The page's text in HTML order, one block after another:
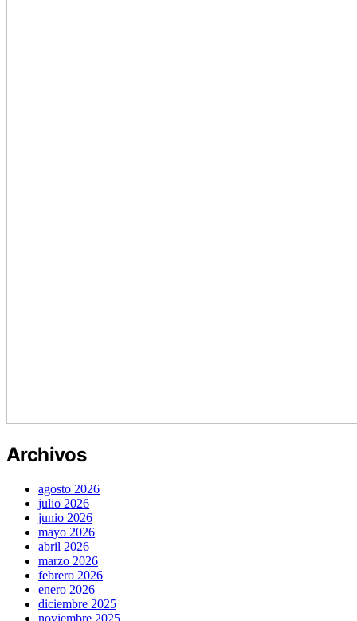
Archivos
agosto 2026
julio 2026
junio 2026
mayo 2026
abril 2026
marzo 2026
febrero 2026
enero 2026
diciembre 2025